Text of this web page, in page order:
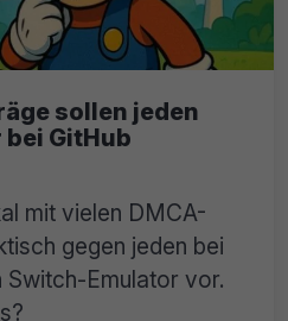
sollen jeden
GitHub
mit vielen DMCA-
gegen jeden bei
Emulator vor.